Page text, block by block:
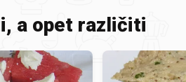
a opet različiti